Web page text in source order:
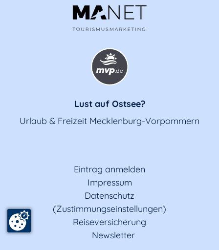
Lust auf Ostsee?
Urlaub & Freizeit Mecklenburg-Vorpommern
Eintrag anmelden
Impressum
Datenschutz
(Zustimmungseinstellungen)
Reiseversicherung
Newsletter